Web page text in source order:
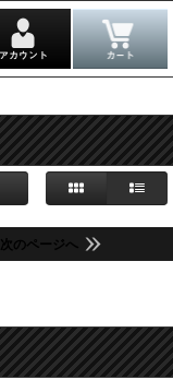
次のページへ